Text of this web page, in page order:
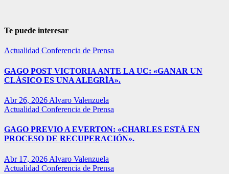
Te puede interesar
Actualidad Conferencia de Prensa
GAGO POST VICTORIA ANTE LA UC: «GANAR UN
CLÁSICO ES UNA ALEGRÍA».
Abr 26, 2026 Alvaro Valenzuela
Actualidad Conferencia de Prensa
GAGO PREVIO A EVERTON: «CHARLES ESTÁ EN
PROCESO DE RECUPERACIÓN».
Abr 17, 2026 Alvaro Valenzuela
Actualidad Conferencia de Prensa